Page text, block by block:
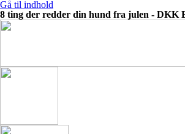
Gå til indhold
8 ting der redder din hund fra julen - DKK